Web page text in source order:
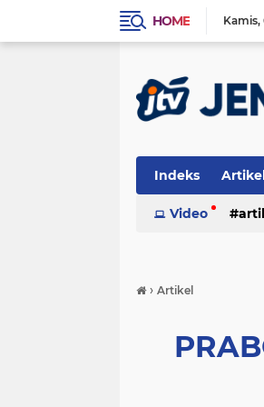
HOME Kamis
Indeks
PERISTIWA
Video
› Artikel